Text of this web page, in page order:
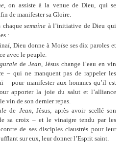
, on assiste à la venue de Dieu, qui se
de manifester sa Gloire.
chaquesemaine à l’initiative de Dieu qui
:
Dieu donne à Moïse ses dix paroles et
avec le peuple.
deJean, Jésus change l’eau en vin
– qui ne manquent pas de rappeler les
– pour manifester aux hommes qu’il est
apporter la joie du salut et l’alliance
vin de son dernier repas.
de Jean, Jésus, après avoir scellé son
sa croix – et le vinaigre tendu par les
de ses disciples claustrés pour leur
sur eux, leur donner l’Esprit saint.